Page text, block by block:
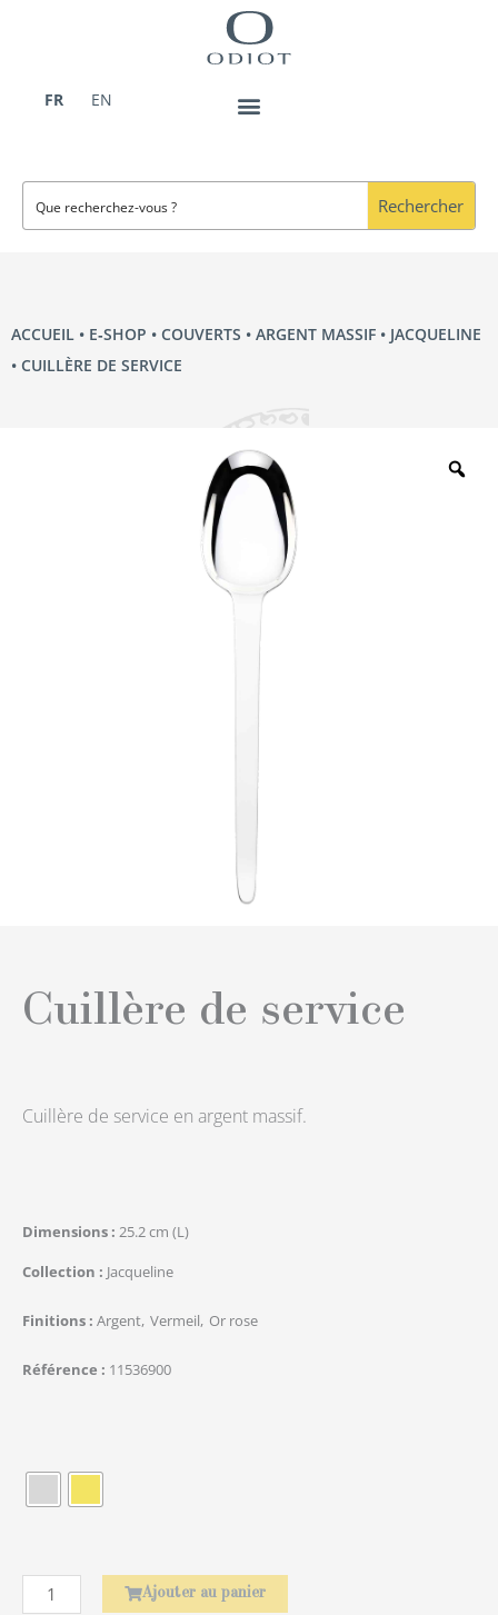
FR
EN
Rechercher
ACCUEIL • E‑SHOP • COUVERTS • ARGENT MASSIF • JACQUELINE
• CUILLÈRE DE SERVICE
Cuillère de service
Cuillère de service en argent massif.
Dimensions
25.2 cm (L)
Collection
Jacqueline
Finitions Argent Vermeil Or rose
Référence 11536900
Laurier
Ajouter au panier